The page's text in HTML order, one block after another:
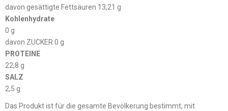
davon gesättigte Fettsäuren 13,21 g
Kohlenhydrate
0 g
davon ZUCKER 0 g
PROTEINE
22,8 g
SALZ
2,5 g
Das Produkt ist für die gesamte Bevölkerung bestimmt, mit